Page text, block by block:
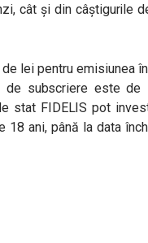
cât și din câștigurile
lei pentru emisiunea
de subscriere este de
stat FIDELIS pot
ani, până la data